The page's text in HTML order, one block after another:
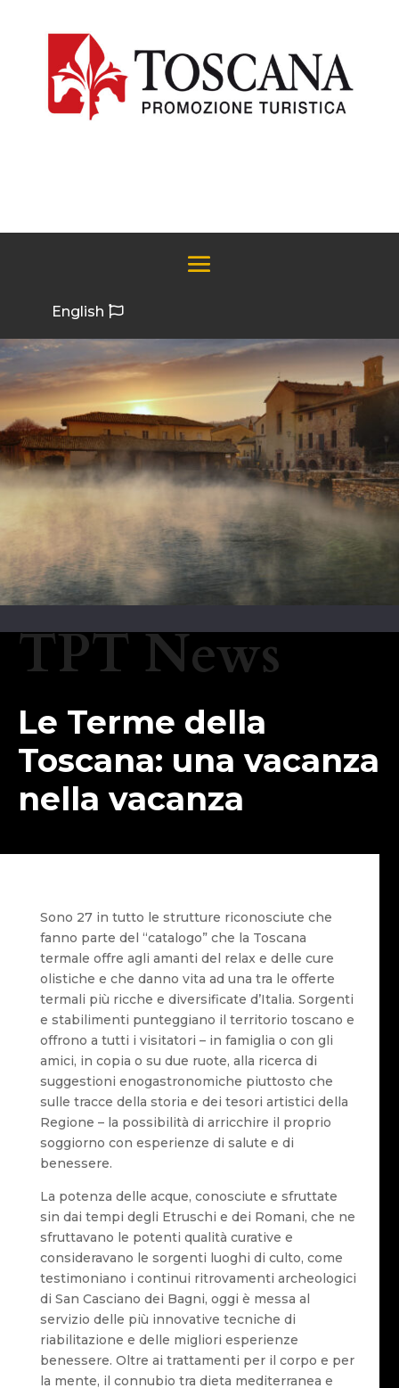
English
TPT News
Le Terme della
Toscana: una vacanza
nella vacanza
Sono 27 in tutto le strutture riconosciute che
fanno parte del “catalogo” che la Toscana
termale offre agli amanti del relax e delle cure
olistiche e che danno vita ad una tra le offerte
termali più ricche e diversificate d’Italia. Sorgenti
e stabilimenti punteggiano il territorio toscano e
offrono a tutti i visitatori – in famiglia o con gli
amici, in copia o su due ruote, alla ricerca di
suggestioni enogastronomiche piuttosto che
sulle tracce della storia e dei tesori artistici della
Regione – la possibilità di arricchire il proprio
soggiorno con esperienze di salute e di
benessere.
La potenza delle acque, conosciute e sfruttate
sin dai tempi degli Etruschi e dei Romani, che ne
sfruttavano le potenti qualità curative e
consideravano le sorgenti luoghi di culto, come
testimoniano i continui ritrovamenti archeologici
di San Casciano dei Bagni, oggi è messa al
servizio delle più innovative tecniche di
riabilitazione e delle migliori esperienze
benessere. Oltre ai trattamenti per il corpo e per
la mente, il connubio tra dieta mediterranea e